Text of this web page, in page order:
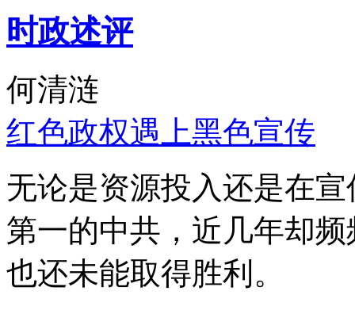
时政述评
何清涟
红色政权遇上黑色宣传
无论是资源投入还是在
第一的中共，近几年却
也还未能取得胜利。